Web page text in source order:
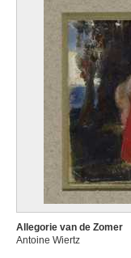
Allegorie van de Zomer
Antoine Wiertz